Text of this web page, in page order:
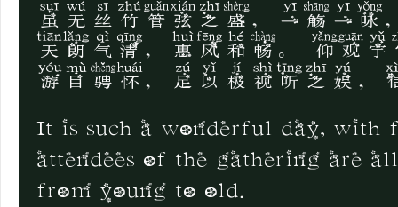
虽无丝竹管弦之盛，一觞一咏
天朗气清，惠风和畅。 仰观
游目骋怀，足以极视听之娱，
It is such a wonderful day, with
attendees of the gathering are
from young to old.